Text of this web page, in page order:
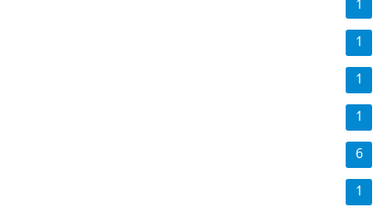
1
1
1
1
6
1